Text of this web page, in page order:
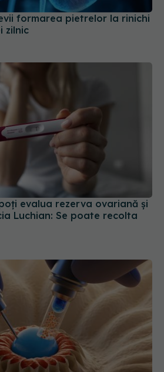
zilnic
Luchian: Se poate recolta